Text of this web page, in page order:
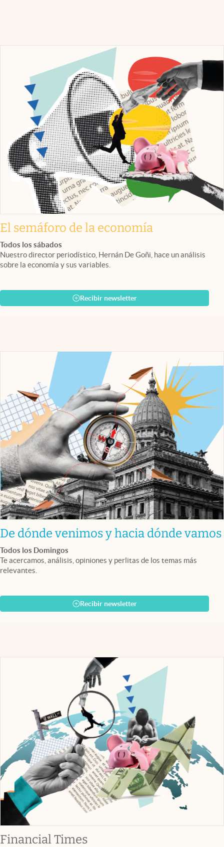
El semáforo de la economía
Todos los sábados
Nuestro director periodístico, Hernán De Goñi, hace un análisis
sobre la economía y sus variables.
Recibir newsletter
De dónde venimos y hacia dónde vamos
Todos los Domingos
Te acercamos, análisis, opiniones y perlitas de los temas más
relevantes.
Recibir newsletter
Financial Timesabre en nueva pestaña